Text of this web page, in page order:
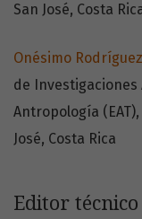
San José, Costa
Onésimo
de Investigaciones
Antropología
José, Costa Rica
Editor técnico